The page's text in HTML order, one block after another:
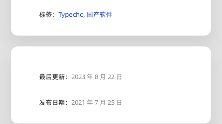
标签： Typecho, 国产软件
最后更新： 2023 年 8 月 22 日
发布日期： 2021 年 7 月 25 日